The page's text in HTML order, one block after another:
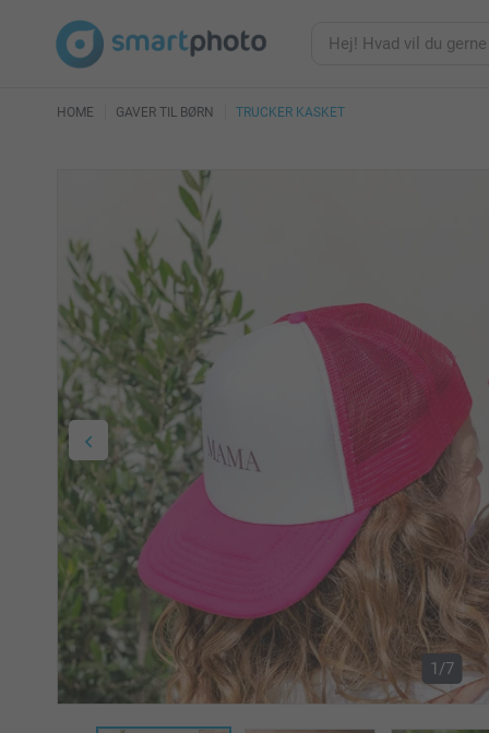
HOME GAVER TIL BØRN TRUCKER KASKET
1/7